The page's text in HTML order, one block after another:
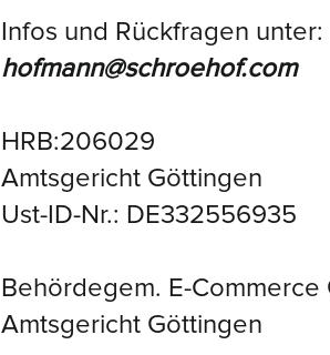
Infos und Rückfragen unter:
hofmann@schroehof.com
HRB:206029
Amtsgericht Göttingen
Ust-ID-Nr.: DE332556935
Behördegem. E-Commerce
Amtsgericht Göttingen